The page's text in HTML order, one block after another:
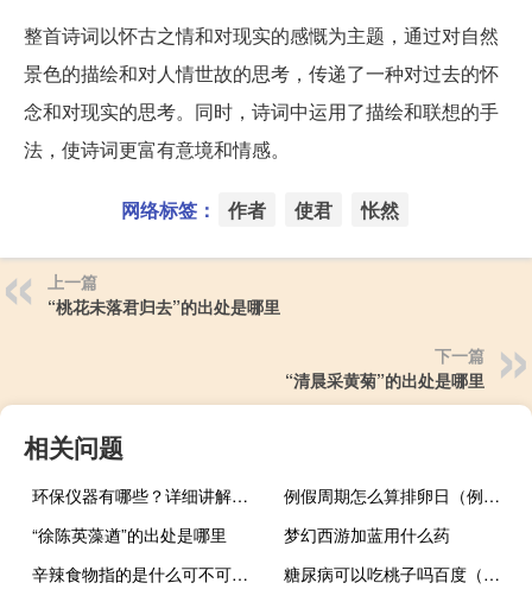
整首诗词以怀古之情和对现实的感慨为主题，通过对自然
景色的描绘和对人情世故的思考，传递了一种对过去的怀
念和对现实的思考。同时，诗词中运用了描绘和联想的手
法，使诗词更富有意境和情感。
网络标签： 作者 使君 怅然
上一篇
“桃花未落君归去”的出处是哪里
下一篇
“清晨采黄菊”的出处是哪里
相关问题
环保仪器有哪些？详细讲解各类环保仪器的使用方法
例假周期怎么算排卵日（例假周期怎么算）
“徐陈英藻遒”的出处是哪里
梦幻西游加蓝用什么药
辛辣食物指的是什么可不可以吃鱼虾（辛辣食物指的是什么）
糖尿病可以吃桃子吗百度（糖尿病可以吃桃子吗）